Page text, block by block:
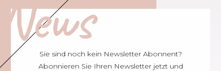
Sie sind noch kein Newsletter Abonnent?
Abonnieren Sie Ihren Newsletter jetzt und